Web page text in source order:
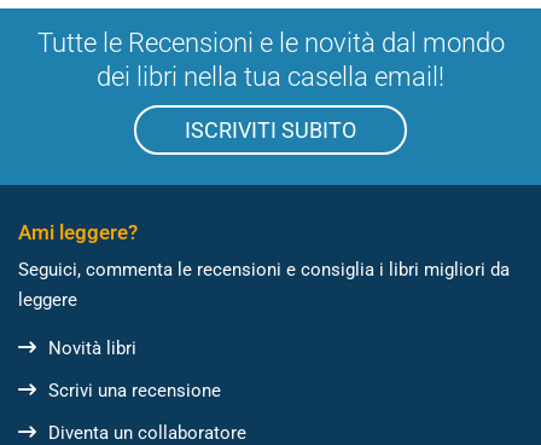
Tutte le Recensioni e le novità dal mondo
dei libri nella tua casella email!
ISCRIVITI SUBITO
Ami leggere?
Seguici, commenta le recensioni e consiglia i libri migliori da
leggere
Novità libri
Scrivi una recensione
Diventa un collaboratore